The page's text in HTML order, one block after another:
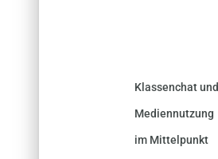
Klassenchat und
Mediennutzung
im Mittelpunkt